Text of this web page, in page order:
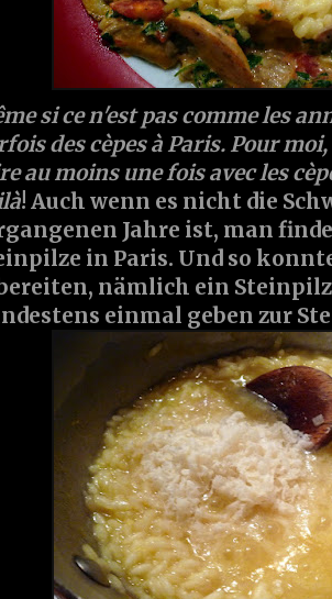
si ce n'est pas comme les
des cèpes à Paris. Pour
au moins une fois avec les
! Auch wenn es nicht die
Jahre ist, man
in Paris. Und so
nämlich ein
einmal geben zur